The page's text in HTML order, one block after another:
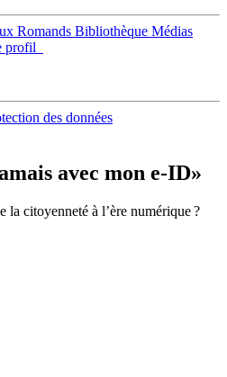
Romands Bibliothèque Médias
profil
des données
avec mon e-ID»
la citoyenneté à l’ère numérique ?